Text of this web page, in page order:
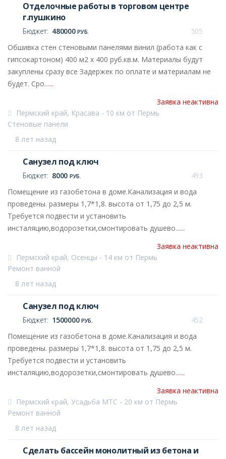
Отделочные работы в торговом центре
г.пушкино
Бюджет: 480000РУБ.
505
Обшивка стен стеновыми панелями винил (работа как с
гипсокартоном) 400 м2 х 400 руб.кв.м. Материалы будут
закуплены сразу все Задержек по оплате и материалам не
будет. Сро......
Заявка неактивна
8 лет назад
Пермский край, Красава - 10 км от Пермь
Стеновые панели
Санузел под ключ
Бюджет: 8000 РУБ.
493
Помещение из газобетона в доме.Канализация и вода
проведены. размеры 1,7*1,8. высота от 1,75 до 2,5 м.
Требуется подвести и установить
инсталяцию,водорозетки,смонтировать душево......
Заявка неактивна
8 лет назад
Пермский край, Осенцы - 14 км от Пермь
Ремонт ванной
Санузел под ключ
Бюджет: 1500000 РУБ.
452
Помещение из газобетона в доме.Канализация и вода
проведены. размеры 1,7*1,8. высота от 1,75 до 2,5 м.
Требуется подвести и установить
инсталяцию,водорозетки,смонтировать душево......
Заявка неактивна
8 лет назад
Пермский край, Усадьба МТС - 20 км от Пермь
Ремонт ванной
Сделать бассейн монолитный из бетона и